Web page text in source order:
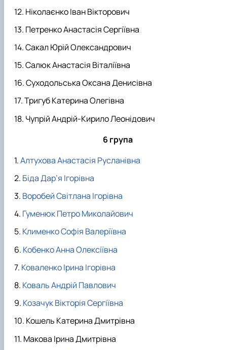
Ніколаєнко Іван Вікторович
Петренко Анастасія Сергіївна
Сакал Юрій Олександрович
Салюк Анастасія Віталіївна
Суходольська Оксана Денисівна
Тригуб Катерина Олегівна
Чупрій Андрій-Кирило Леонідович
6 група
Алтухова Анастасія Русланівна
Біда Дар’я Ігорівна
Воробей Світлана Ігорівна
Гуменюк Петро Миколайович
Клименко Софія Валеріївна
Кобенко Анна Олексіївна
Коваленко Ірина Ігорівна
Коваль Андрій Павлович
Козачук Вікторія Сергіївна
Кошель Катерина Дмитрівна
Макова Ірина Дмитрівна